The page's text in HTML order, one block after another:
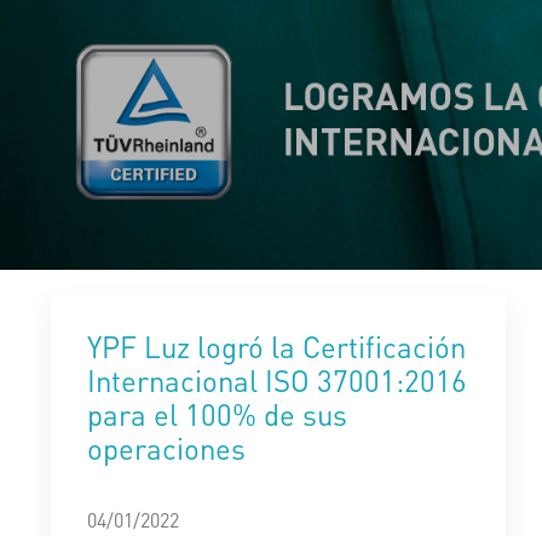
YPF Luz logró la Certificación
Internacional ISO 37001:2016
para el 100% de sus
operaciones
04/01/2022